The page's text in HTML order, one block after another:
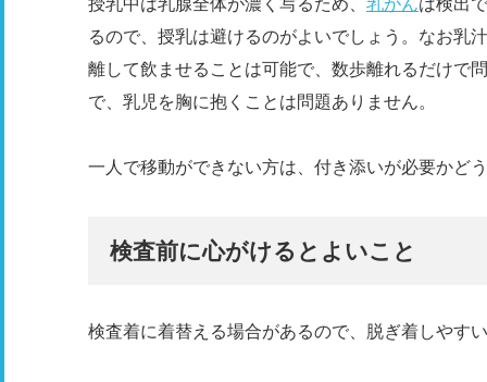
授乳中は乳腺全体が濃く写るため、 乳がんは検出
るので、授乳は避けるのがよいでしょう。なお乳
離して飲ませることは可能で、数歩離れるだけで
で、乳児を胸に抱くことは問題ありません。
一人で移動ができない方は、付き添いが必要かど
検査前に心がけるとよいこと
検査着に着替える場合があるので、脱ぎ着しやす